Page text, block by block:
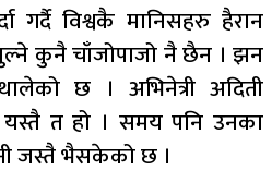
गर्दै विश्वकै मानिसहरु हैरान
कुनै चाँजोपाजो नै छैन । झन
छ । अभिनेत्री अदिती
त हो । समय पनि उनका
जस्तै भैसकेको छ ।